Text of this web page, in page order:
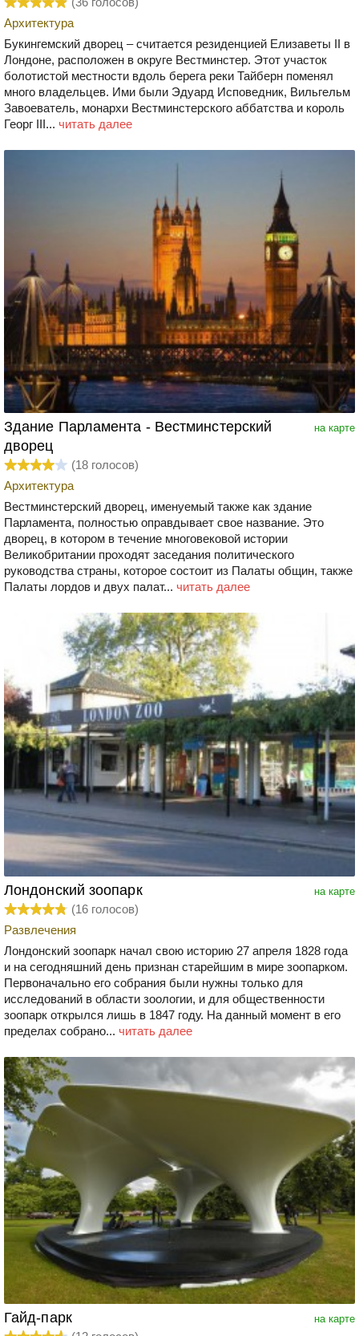
Архитектура
Букингемский дворец – считается резиденцией Елизаветы II в
Лондоне, расположен в округе Вестминстер. Этот участок
болотистой местности вдоль берега реки Тайберн поменял
много владельцев. Ими были Эдуард Исповедник, Вильгельм
Завоеватель, монархи Вестминстерского аббатства и король
Георг III... читать далее
на карте
Здание Парламента - Вестминстерский
дворец
(18 голосов)
Архитектура
Вестминстерский дворец, именуемый также как здание
Парламента, полностью оправдывает свое название. Это
дворец, в котором в течение многовековой истории
Великобритании проходят заседания политического
руководства страны, которое состоит из Палаты общин, также
Палаты лордов и двух палат... читать далее
на карте
Лондонский зоопарк
(16 голосов)
Развлечения
Лондонский зоопарк начал свою историю 27 апреля 1828 года
и на сегодняшний день признан старейшим в мире зоопарком.
Первоначально его собрания были нужны только для
исследований в области зоологии, и для общественности
зоопарк открылся лишь в 1847 году. На данный момент в его
пределах собрано... читать далее
на карте
Гайд-парк